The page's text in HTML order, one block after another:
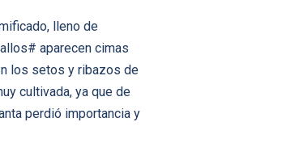
lleno de
aparecen cimas
los setos y ribazos de
cultivada, ya que de
perdió importancia y